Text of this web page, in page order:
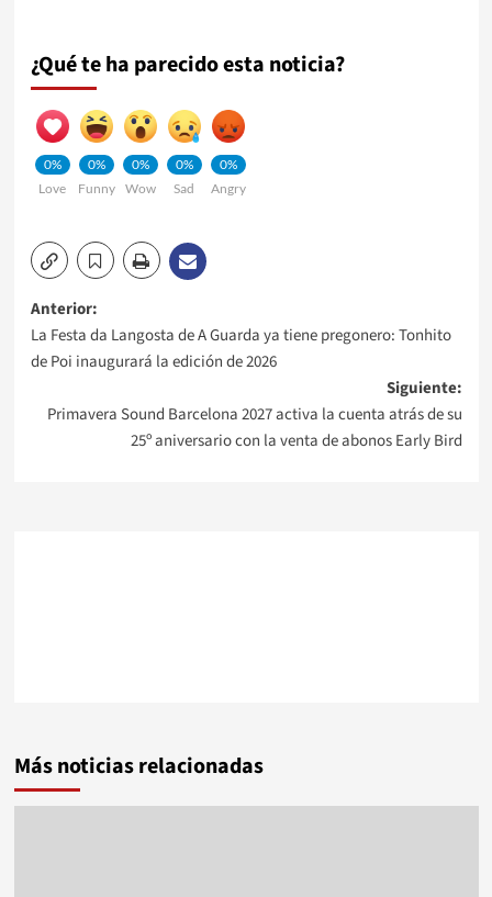
¿Qué te ha parecido esta noticia?
0%
Love
0%
Funny
0%
Wow
0%
Sad
0%
Angry
Navegación
de
entradas
Anterior:
La Festa da Langosta de A Guarda ya tiene pregonero: Tonhito
de Poi inaugurará la edición de 2026
Siguiente:
Primavera Sound Barcelona 2027 activa la cuenta atrás de su
25º aniversario con la venta de abonos Early Bird
Más noticias relacionadas